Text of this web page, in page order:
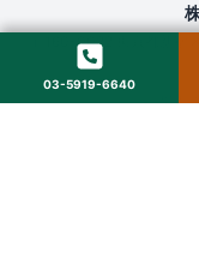
〒160-0022 東京都新宿
© 2025
03-5919-6640